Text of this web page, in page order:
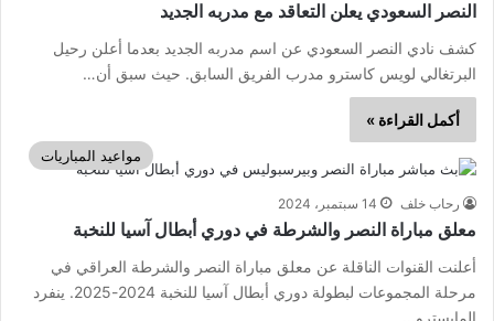
النصر السعودي يعلن التعاقد مع مدربه الجديد
كشف نادي النصر السعودي عن اسم مدربه الجديد بعدما أعلن رحيل
البرتغالي لويس كاسترو مدرب الفريق السابق. حيث سبق أن…
أكمل القراءة »
مواعيد المباريات
رحاب خلف 14 سبتمبر، 2024
معلق مباراة النصر والشرطة في دوري أبطال آسيا للنخبة
أعلنت القنوات الناقلة عن معلق مباراة النصر والشرطة العراقي في
مرحلة المجموعات لبطولة دوري أبطال آسيا للنخبة 2024-2025. ينفرد
المايسترو…